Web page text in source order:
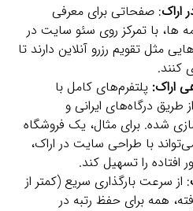
اراک: صفحاتی برای معرفی
ها، با تمرکز روی سئو سایت در
مثل تقویم رزرو آنلاین دارند تا
اراک: پلتفرم‌های کامل با
طریق درگاه‌های ایرانی و
شده. برای مثال، یک فروشگاه
با طراحی سایت در اراک،
افتاده را تسهیل کند.
: از سرعت بارگذاری سریع (کمتر از
همه برای حفظ رتبه در